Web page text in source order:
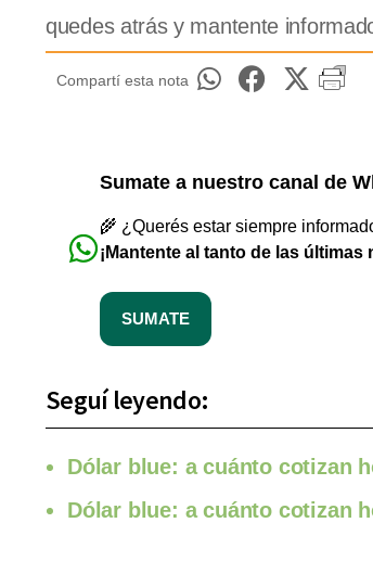
quedes atrás y mantente
Compartí esta nota
Sumate a nuestro canal de
🌾 ¿Querés estar siempre
¡Mantente al tanto de las
SUMATE
Seguí leyendo:
Dólar blue: a cuánto cotizan
Dólar blue: a cuánto cotizan